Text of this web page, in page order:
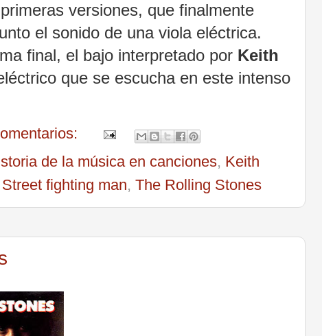
versiones, que finalmente
el sonido de una viola eléctrica.
final, el bajo interpretado por Keith
que se escucha en este intenso
de la música en canciones, Keith
Street fighting man, The Rolling Stones